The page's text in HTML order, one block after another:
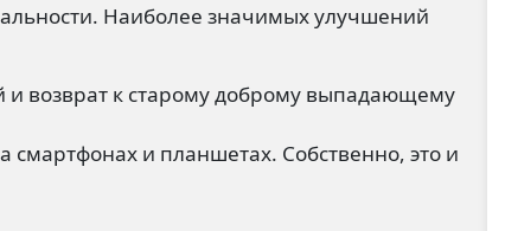
Наиболее значимых улучшений
и возврат к старому доброму выпадающему
смартфонах и планшетах. Собственно, это и